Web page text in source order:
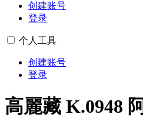
创建账号
登录
个人工具
创建账号
登录
高麗藏 K.0948